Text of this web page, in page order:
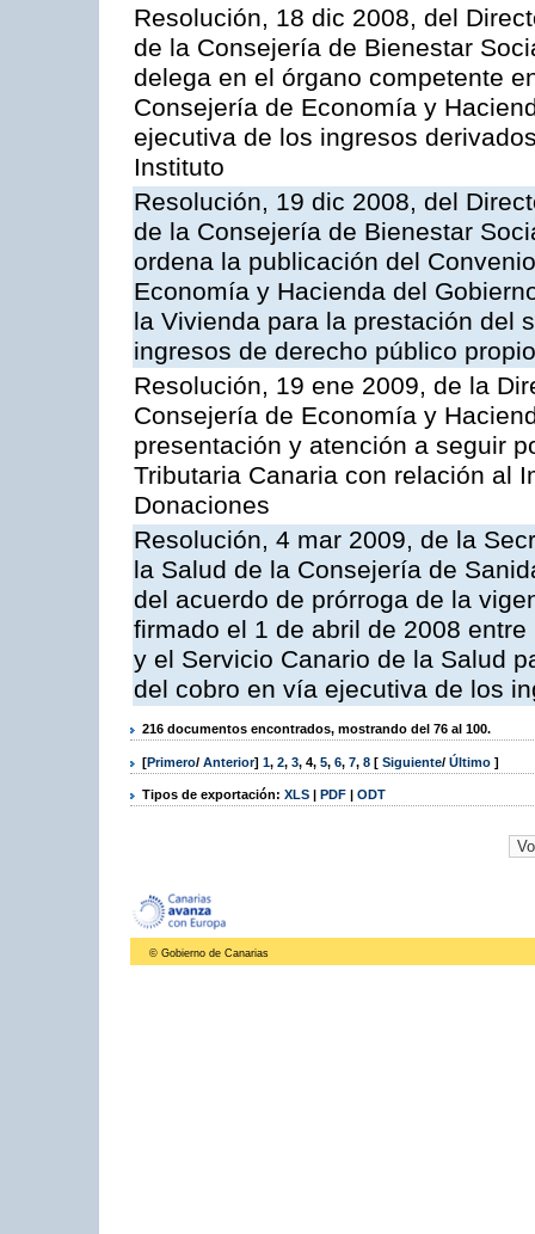
Resolución, 18 dic 2008, del
de la Consejería de Bienestar
delega en el órgano competente
Consejería de Economía y
ejecutiva de los ingresos
Instituto
Resolución, 19 dic 2008, del
de la Consejería de Bienestar
ordena la publicación del
Economía y Hacienda del
la Vivienda para la prestación del
ingresos de derecho público
Resolución, 19 ene 2009, de la
Consejería de Economía y
presentación y atención a seguir
Tributaria Canaria con relación al
Donaciones
Resolución, 4 mar 2009, de la
la Salud de la Consejería de
del acuerdo de prórroga de la
firmado el 1 de abril de 2008
y el Servicio Canario de la Salud
del cobro en vía ejecutiva de los
216 documentos encontrados, mostrando del 76 al 100.
[Primero/ Anterior] 1, 2, 3, 4, 5, 6, 7, 8 [ Siguiente/ Último ]
Tipos de exportación: XLS | PDF | ODT
© Gobierno de Canarias